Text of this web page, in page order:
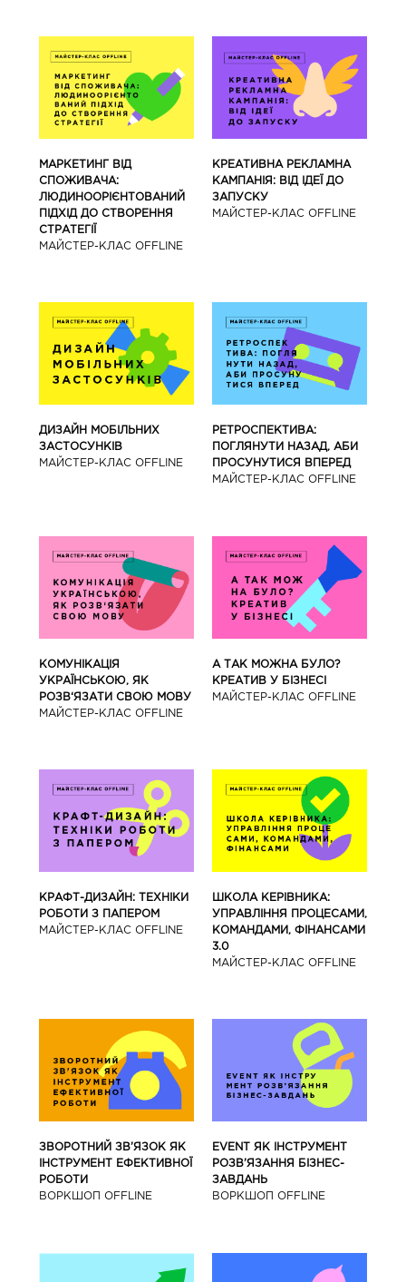
МАРКЕТИНГ ВІД
СПОЖИВАЧА:
ЛЮДИНООРІЄНТОВАНИЙ
ПІДХІД ДО СТВОРЕННЯ
СТРАТЕГІЇ
МАЙCТЕР-КЛАС OFFLINE
КРЕАТИВНА РЕКЛАМНА
КАМПАНІЯ: ВІД ІДЕЇ ДО
ЗАПУСКУ
МАЙCТЕР-КЛАС OFFLINE
ДИЗАЙН МОБІЛЬНИХ
ЗАСТОСУНКІВ
МАЙCТЕР-КЛАС OFFLINE
РЕТРОСПЕКТИВА:
ПОГЛЯНУТИ НАЗАД, АБИ
ПРОСУНУТИСЯ ВПЕРЕД
МАЙCТЕР-КЛАС OFFLINE
КОМУНІКАЦІЯ
УКРАЇНСЬКОЮ, ЯК
РОЗВ‘ЯЗАТИ СВОЮ МОВУ
МАЙCТЕР-КЛАС OFFLINE
А ТАК МОЖНА БУЛО?
КРЕАТИВ У БІЗНЕСІ
МАЙCТЕР-КЛАС OFFLINE
КРАФТ-ДИЗАЙН: ТЕХНІКИ
РОБОТИ З ПАПЕРОМ
МАЙCТЕР-КЛАС OFFLINE
ШКОЛА КЕРІВНИКА:
УПРАВЛІННЯ ПРОЦЕСАМИ,
КОМАНДАМИ, ФІНАНСАМИ
3.0
МАЙCТЕР-КЛАС OFFLINE
ЗВОРОТНИЙ ЗВ’ЯЗОК ЯК
ІНСТРУМЕНТ ЕФЕКТИВНОЇ
РОБОТИ
ВОРКШОП OFFLINE
EVENT ЯК ІНСТРУМЕНТ
РОЗВ’ЯЗАННЯ БІЗНЕС-
ЗАВДАНЬ
ВОРКШОП OFFLINE